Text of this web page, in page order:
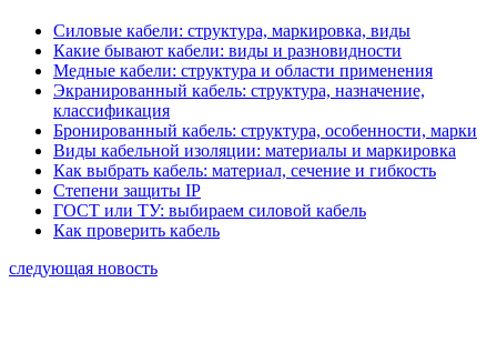
Силовые кабели: структура, маркировка, виды
Какие бывают кабели: виды и разновидности
Медные кабели: структура и области применения
Экранированный кабель: структура, назначение,
классификация
Бронированный кабель: структура, особенности, марки
Виды кабельной изоляции: материалы и маркировка
Как выбрать кабель: материал, сечение и гибкость
Степени защиты IP
ГОСТ или ТУ: выбираем силовой кабель
Как проверить кабель
следующая новость